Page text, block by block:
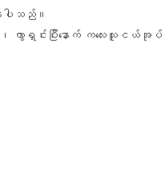
ပါသည်။
ာရှင်းပြီးနောက် ကလေးသူငယ်အုပ်